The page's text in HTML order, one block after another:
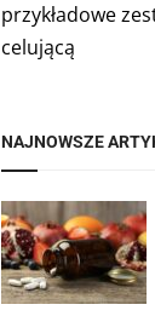
przykładowe
celującą
NAJNOWSZE